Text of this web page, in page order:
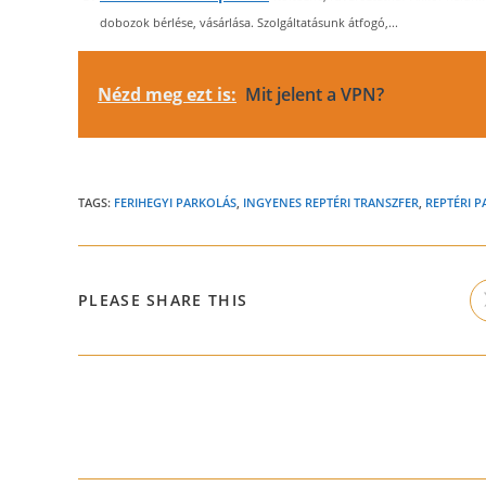
dobozok bérlése, vásárlása. Szolgáltatásunk átfogó,...
Nézd meg ezt is: Mit jelent a VPN?
TAGS: FERIHEGYI PARKOLÁS, INGYENES REPTÉRI TRANSZFER, REPTÉRI
PLEASE SHARE THIS